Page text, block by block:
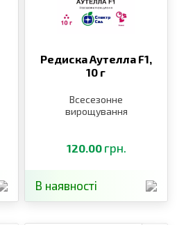
Редиска Аутелла F1,
10 г
Всесезонне
вирощування
120.00 грн.
В наявності